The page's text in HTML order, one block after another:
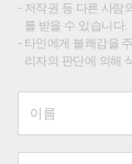
저작권 등 다른 사람
를 받을 수 있습니다.
타인에게 불쾌감을
리자의 판단에 의해